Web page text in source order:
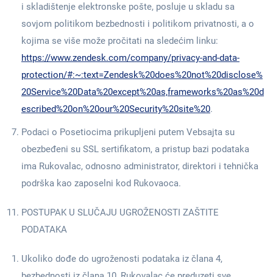
i skladištenje elektronske pošte, posluje u skladu sa
sovjom politikom bezbednosti i politikom privatnosti, a o
kojima se više može pročitati na sledećim linku:
https://www.zendesk.com/company/privacy-and-data-
protection/#:~:text=Zendesk%20does%20not%20disclose%
20Service%20Data%20except%20as,frameworks%20as%20d
escribed%20on%20our%20Security%20site%20.
Podaci o Posetiocima prikupljeni putem Vebsajta su
obezbeđeni su SSL sertifikatom, a pristup bazi podataka
ima Rukovalac, odnosno administrator, direktori i tehnička
podrška kao zaposelni kod Rukovaoca.
POSTUPAK U SLUČAJU UGROŽENOSTI ZAŠTITE
PODATAKA
Ukoliko dođe do ugroženosti podataka iz člana 4,